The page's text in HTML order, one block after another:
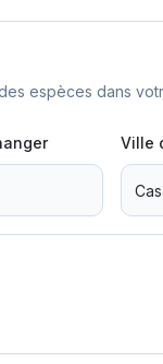
espèces dans
Ville